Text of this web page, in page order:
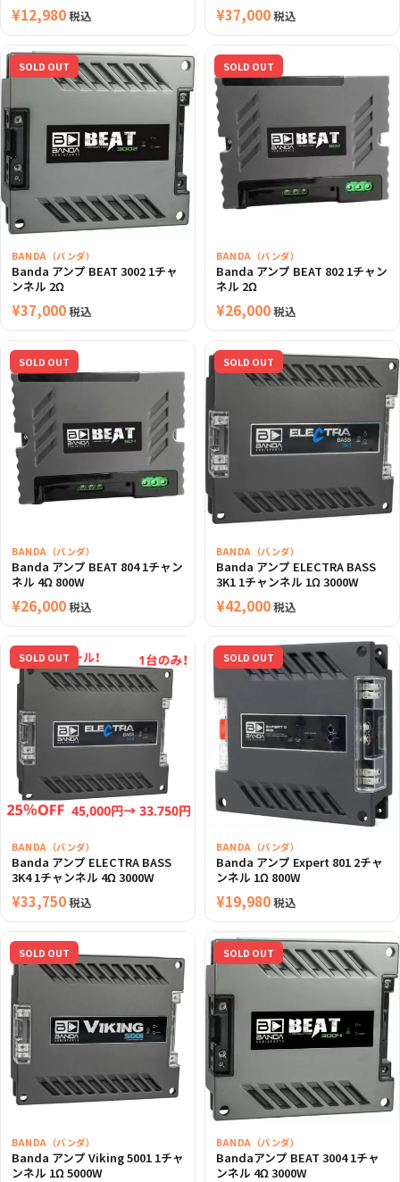
¥12,980税込 ¥37,000税込
SOLD OUT
BANDA（バンダ）
Banda アンプ BEAT 3002 1チャ
ンネル 2Ω
¥37,000税込
SOLD OUT
BANDA（バンダ）
Banda アンプ BEAT 802 1チャン
ネル 2Ω
¥26,000税込
SOLD OUT
BANDA（バンダ）
Banda アンプ BEAT 804 1チャン
ネル 4Ω 800W
¥26,000税込
SOLD OUT
BANDA（バンダ）
Banda アンプ ELECTRA BASS
3K1 1チャンネル 1Ω 3000W
¥42,000税込
SOLD OUT
BANDA（バンダ）
Banda アンプ ELECTRA BASS
3K4 1チャンネル 4Ω 3000W
¥33,750税込
SOLD OUT
BANDA（バンダ）
Banda アンプ Expert 801 2チャ
ンネル 1Ω 800W
¥19,980税込
SOLD OUT
BANDA（バンダ）
Banda アンプ Viking 5001 1チャ
ンネル 1Ω 5000W
SOLD OUT
BANDA（バンダ）
Bandaアンプ BEAT 3004 1チャ
ンネル 4Ω 3000W